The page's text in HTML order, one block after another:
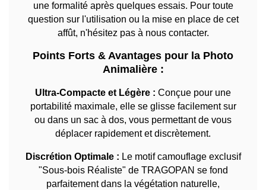
une formalité après quelques essais. Pour toute
question sur l'utilisation ou la mise en place de cet
affût, n'hésitez pas à nous contacter.
Points Forts & Avantages pour la Photo
Animalière :
Ultra-Compacte et Légère : Conçue pour une
portabilité maximale, elle se glisse facilement sur
ou dans un sac à dos, vous permettant de vous
déplacer rapidement et discrètement.
Discrétion Optimale : Le motif camouflage exclusif
"Sous-bois Réaliste" de TRAGOPAN se fond
parfaitement dans la végétation naturelle,